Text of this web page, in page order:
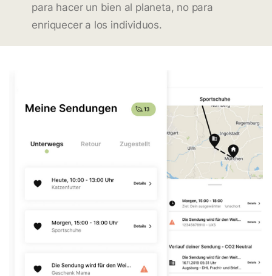
para hacer un bien al planeta, no para
enriquecer a los individuos.